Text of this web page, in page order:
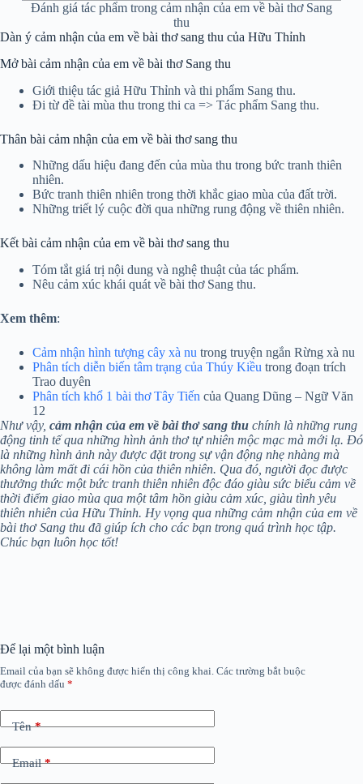
Đánh giá tác phẩm trong cảm nhận của em về bài thơ Sang
thu
Dàn ý cảm nhận của em về bài thơ sang thu của Hữu Thỉnh
Mở bài cảm nhận của em về bài thơ Sang thu
Giới thiệu tác giả Hữu Thỉnh và thi phẩm Sang thu.
Đi từ đề tài mùa thu trong thi ca => Tác phẩm Sang thu.
Thân bài cảm nhận của em về bài thơ sang thu
Những dấu hiệu đang đến của mùa thu trong bức tranh thiên
nhiên.
Bức tranh thiên nhiên trong thời khắc giao mùa của đất trời.
Những triết lý cuộc đời qua những rung động về thiên nhiên.
Kết bài cảm nhận của em về bài thơ sang thu
Tóm tắt giá trị nội dung và nghệ thuật của tác phẩm.
Nêu cảm xúc khái quát về bài thơ Sang thu.
Xem thêm:
Cảm nhận hình tượng cây xà nu trong truyện ngắn Rừng xà nu
Phân tích diễn biến tâm trạng của Thúy Kiều trong đoạn trích
Trao duyên
Phân tích khổ 1 bài thơ Tây Tiến của Quang Dũng – Ngữ Văn
12
Như vậy, cảm nhận của em về bài thơ sang thu chính là những rung
động tinh tế qua những hình ảnh thơ tự nhiên mộc mạc mà mới lạ. Đó
là những hình ảnh này được đặt trong sự vận động nhẹ nhàng mà
không làm mất đi cái hồn của thiên nhiên. Qua đó, người đọc được
thưởng thức một bức tranh thiên nhiên độc đáo giàu sức biểu cảm về
thời điểm giao mùa qua một tâm hồn giàu cảm xúc, giàu tình yêu
thiên nhiên của Hữu Thỉnh. Hy vọng qua những cảm nhận của em về
bài thơ Sang thu đã giúp ích cho các bạn trong quá trình học tập.
Chúc bạn luôn học tốt!
Để lại một bình luận
Email của bạn sẽ không được hiển thị công khai. Các trường bắt buộc
được đánh dấu *
Tên*
Email*